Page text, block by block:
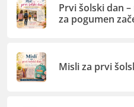
Prvi šolski dan
za pogumen
Misli za prvi